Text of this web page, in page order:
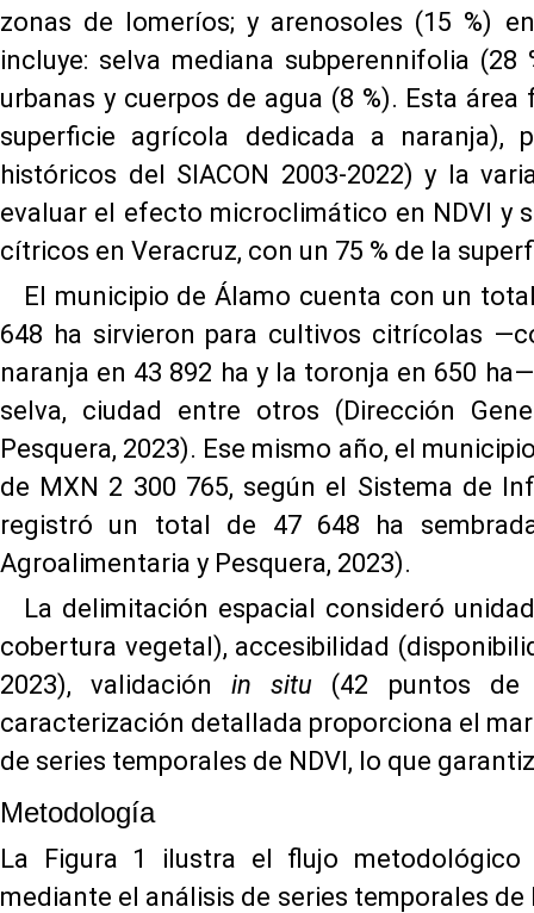
zonas de lomeríos; y arenosoles (15 %)
incluye: selva mediana subperennifolia
urbanas y cuerpos de agua (8 %). Esta
superficie agrícola dedicada a
históricos del SIACON 2003-2022) y la
evaluar el efecto microclimático en NDVI y
cítricos en Veracruz, con un 75 % de la
El municipio de Álamo cuenta con un
648 ha sirvieron para cultivos citrícolas
naranja en 43 892 ha y la toronja en 650
selva, ciudad entre otros (Dirección
Pesquera, 2023). Ese mismo año, el
de MXN 2 300 765, según el Sistema de
registró un total de 47 648 ha
Agroalimentaria y Pesquera, 2023).
La delimitación espacial consideró
cobertura vegetal), accesibilidad
2023), validaciónin situ (42 puntos de
caracterización detallada proporciona el
de series temporales de NDVI, lo que
Metodología
La Figura 1 ilustra el flujo metodológico
mediante el análisis de series temporales